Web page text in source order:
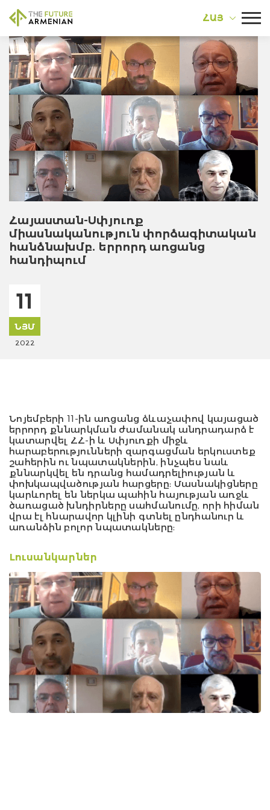
ՀԱՅ
Հայաստան-Սփյուռք
միասնականություն փորձագիտական
հանձնախմբ. երրորդ առցանց
հանդիպում
11
ՆՅՄ
2022
Նոյեմբերի 11-ին առցանց ձևաչափով կայացած
երրորդ քննարկման ժամանակ անդրադարձ է
կատարվել ՀՀ-ի և Սփյուռքի միջև
հարաբերությունների զարգացման երկուստեք
շահերին ու նպատակներին, ինչպես նաև
քննարկվել են դրանց համադրելիության և
փոխկապվածության հարցերը: Մասնակիցները
կարևորել են ներկա պահին հայության առջև
ծառացած խնդիրները սահմանումը, որի հիման
վրա էլ հնարավոր կլինի գտնել ընդհանուր և
առանձին բոլոր նպատակները:
Լուսանկարներ